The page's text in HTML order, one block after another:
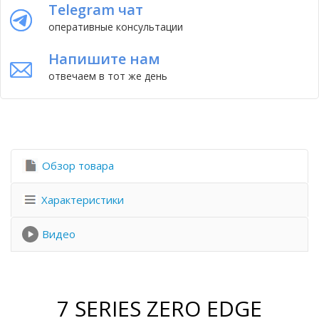
Telegram чат
оперативные консультации
Напишите нам
отвечаем в тот же день
Обзор товара
Характеристики
Видео
7 SERIES ZERO EDGE